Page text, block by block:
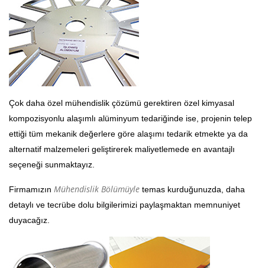
Çok daha özel mühendislik çözümü gerektiren özel kimyasal
kompozisyonlu alaşımlı alüminyum tedariğinde ise, projenin telep
ettiği tüm mekanik değerlere göre alaşımı tedarik etmekte ya da
alternatif malzemeleri geliştirerek maliyetlemede en avantajlı
seçeneği sunmaktayız.
Firmamızın Mühendislik Bölümüyle temas kurduğunuzda, daha
detaylı ve tecrübe dolu bilgilerimizi paylaşmaktan memnuniyet
duyacağız.